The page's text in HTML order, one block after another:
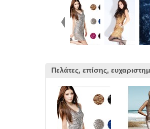
Πελάτες, επίσης,